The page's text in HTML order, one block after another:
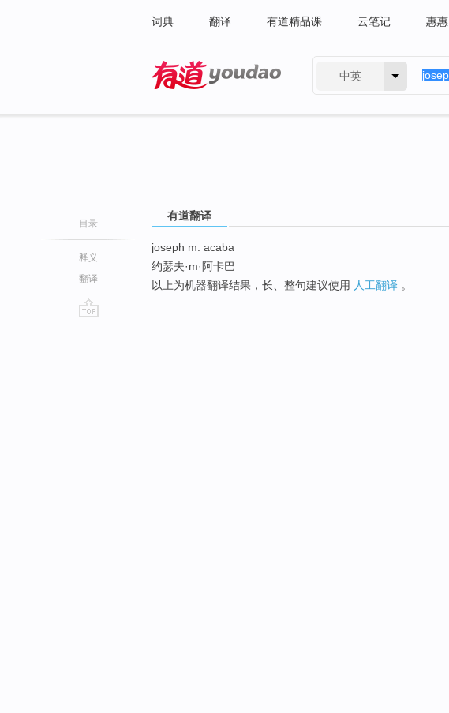
词典 翻译 有道精品课 云笔记 惠惠
中英
目录
释义
翻译
有道翻译
joseph m. acaba
约瑟夫·m·阿卡巴
以上为机器翻译结果，长、整句建议使用 人工翻译 。